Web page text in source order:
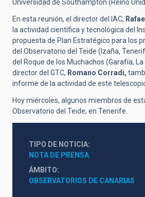
Universidad de Southampton (Reino
En esta reunión, el director del IAC,
la actividad científica y tecnológica del
propuesta de Plan Estratégico para los
del Observatorio del Teide (Izaña,
del Roque de los Muchachos (Garafía,
director del GTC, Romano Corradi,
informe de la actividad de este
Hoy miércoles, algunos miembros de
Observatorio del Teide, en Tenerife.
TIPO DE NOTICIA
NOTA DE PRENSA
ÁMBITO
OBSERVATORIOS DE CANARIAS